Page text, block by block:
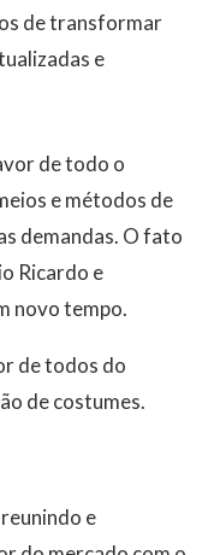
de transformar
e
de todo o
e métodos de
demandas. O fato
Ricardo e
novo tempo.
de todos do
de costumes.
e